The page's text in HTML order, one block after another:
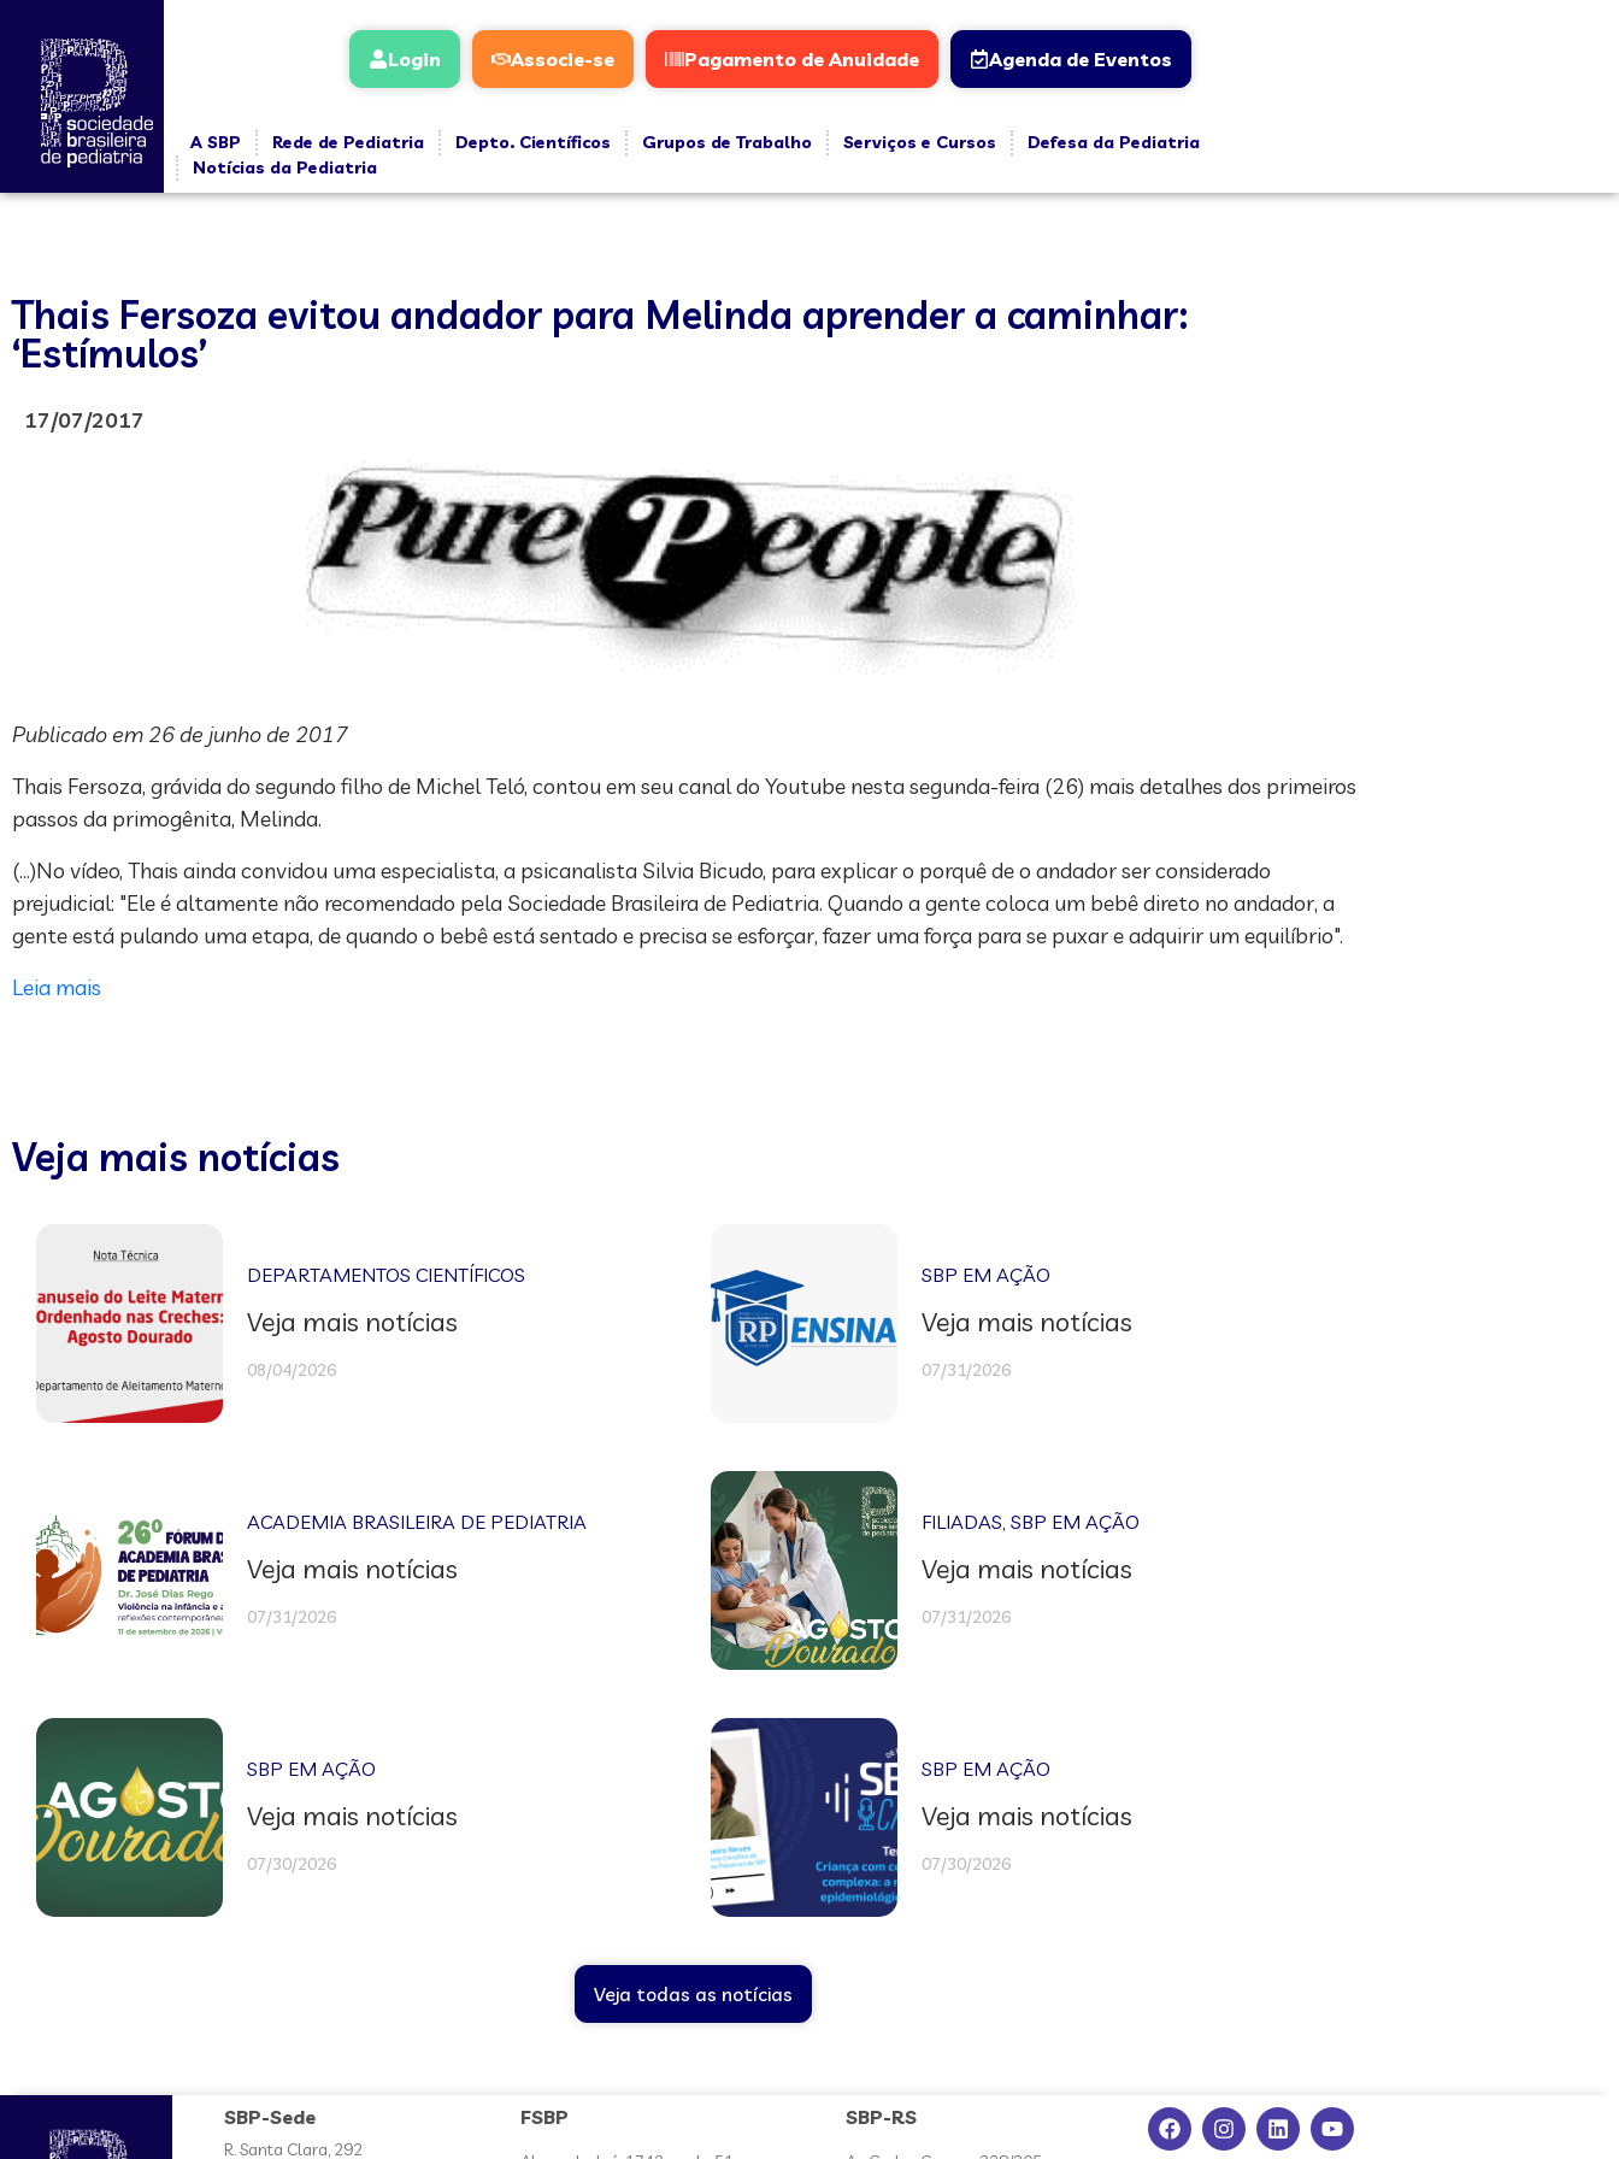
Login Associe-se Pagamento de Anuidade Agenda de Eventos
A SBP Rede de Pediatria Depto. Científicos Grupos de Trabalho Serviços e Cursos
Defesa da Pediatria
Notícias da Pediatria
Thais Fersoza evitou andador para Melinda aprender a caminhar:
‘Estímulos’
17/07/2017
Publicado em 26 de junho de 2017
Thais Fersoza, grávida do segundo filho de Michel Teló, contou em seu canal do Youtube nesta segunda-feira (26) mais detalhes dos primeiros
passos da primogênita, Melinda.
(…)No vídeo, Thais ainda convidou uma especialista, a psicanalista Silvia Bicudo, para explicar o porquê de o andador ser considerado
prejudicial: "Ele é altamente não recomendado pela Sociedade Brasileira de Pediatria. Quando a gente coloca um bebê direto no andador, a
gente está pulando uma etapa, de quando o bebê está sentado e precisa se esforçar, fazer uma força para se puxar e adquirir um equilíbrio".
Leia mais
Veja mais notícias
DEPARTAMENTOS CIENTÍFICOS
Veja mais notícias
08/04/2026
SBP EM AÇÃO
Veja mais notícias
07/31/2026
ACADEMIA BRASILEIRA DE PEDIATRIA
Veja mais notícias
07/31/2026
FILIADAS,SBP EM AÇÃO
Veja mais notícias
07/31/2026
SBP EM AÇÃO
Veja mais notícias
07/30/2026
SBP EM AÇÃO
Veja mais notícias
07/30/2026
Veja todas as notícias
SBP-Sede
R. Santa Clara, 292
FSBP SBP-RS